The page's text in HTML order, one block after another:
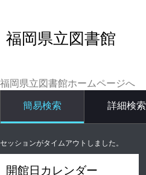
福岡県立図書館
福岡県立図書館ホームページへ
簡易検索 詳細検索
セッションがタイムアウトしました。
開館日カレンダー